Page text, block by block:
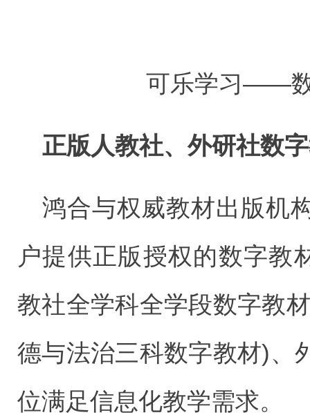
可乐学习——
正版人教社、外研社数
鸿合与权威教材出版机
户提供正版授权的数字教
教社全学科全学段数字教
德与法治三科数字教材)、
位满足信息化教学需求。